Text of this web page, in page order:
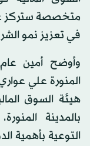
متخصصة ستركز
في تعزيز نمو
وأوضح أمين عام
المنورة علي
هيئة السوق
بالمدينة
التوعية بأهمية